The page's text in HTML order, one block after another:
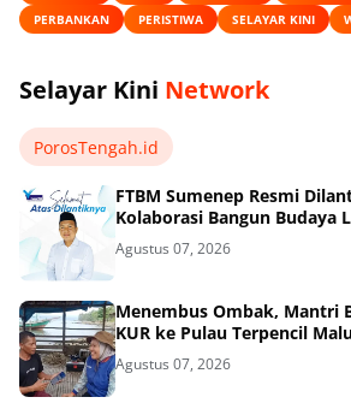
PERBANKAN
PERISTIWA SELAYAR KINI
Selayar Kini Network
PorosTengah.id
FTBM Sumenep Resmi
Kolaborasi Bangun Budaya
Agustus 07, 2026
Menembus Ombak, Mantri
KUR ke Pulau Terpencil
Agustus 07, 2026